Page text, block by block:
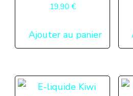
19,90 €
Ajouter au panier